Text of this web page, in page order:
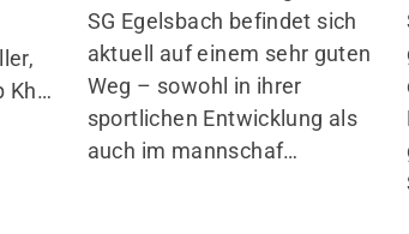
SG Egelsbach befindet sich
aktuell auf einem sehr guten
Weg – sowohl in ihrer
sportlichen Entwicklung als
auch im mannschaf…